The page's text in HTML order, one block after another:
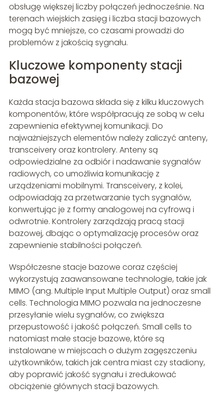
obsługę większej liczby połączeń jednocześnie. Na
terenach wiejskich zasięg i liczba stacji bazowych
mogą być mniejsze, co czasami prowadzi do
problemów z jakością sygnału.
Kluczowe komponenty stacji
bazowej
Każda stacja bazowa składa się z kilku kluczowych
komponentów, które współpracują ze sobą w celu
zapewnienia efektywnej komunikacji. Do
najważniejszych elementów należy zaliczyć anteny,
transceivery oraz kontrolery. Anteny są
odpowiedzialne za odbiór i nadawanie sygnałów
radiowych, co umożliwia komunikację z
urządzeniami mobilnymi. Transceivery, z kolei,
odpowiadają za przetwarzanie tych sygnałów,
konwertując je z formy analogowej na cyfrową i
odwrotnie. Kontrolery zarządzają pracą stacji
bazowej, dbając o optymalizację procesów oraz
zapewnienie stabilności połączeń.
Współczesne stacje bazowe coraz częściej
wykorzystują zaawansowane technologie, takie jak
MIMO (ang. Multiple Input Multiple Output) oraz small
cells. Technologia MIMO pozwala na jednoczesne
przesyłanie wielu sygnałów, co zwiększa
przepustowość i jakość połączeń. Small cells to
natomiast małe stacje bazowe, które są
instalowane w miejscach o dużym zagęszczeniu
użytkowników, takich jak centra miast czy stadiony,
aby poprawić jakość sygnału i zredukować
obciążenie głównych stacji bazowych.